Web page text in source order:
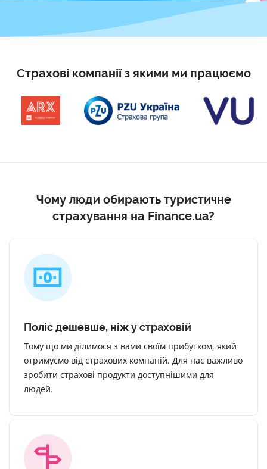
Страхові компанії з якими ми працюємо
Чому люди обирають туристичне
страхування на Finance.ua?
Поліс дешевше, ніж у страховій
Тому що ми ділимося з вами своїм прибутком, який
отримуємо від страхових компаній. Для нас важливо
зробити страхові продукти доступнішими для
людей.